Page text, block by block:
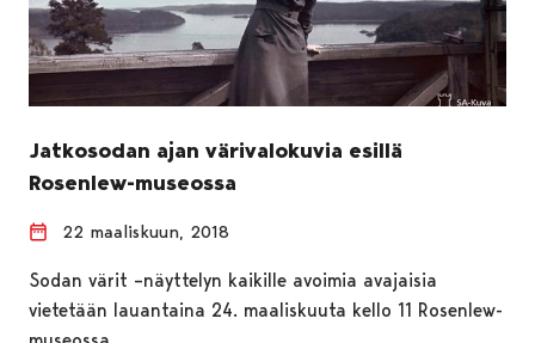
Jatkosodan ajan värivalokuvia esillä
Rosenlew-museossa
22 maaliskuun, 2018
Sodan värit –näyttelyn kaikille avoimia avajaisia
vietetään lauantaina 24. maaliskuuta kello 11 Rosenlew-